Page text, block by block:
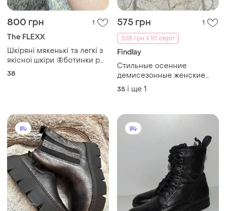
800 грн 1
The FLEXX
Шкіряні мякенькі та легкі з
якісної шкіри 🦋ботинки р
38/25 см flexx 🍭
38
575 грн
1
518 грн з 10 серп
Findlay
Стильные осенние
демисезонные женские
ботинки сапоги челси
чоботи черевики findlay 35-
35 і ще 1